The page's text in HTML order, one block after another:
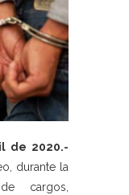
de 2020.-
durante la
cargos,